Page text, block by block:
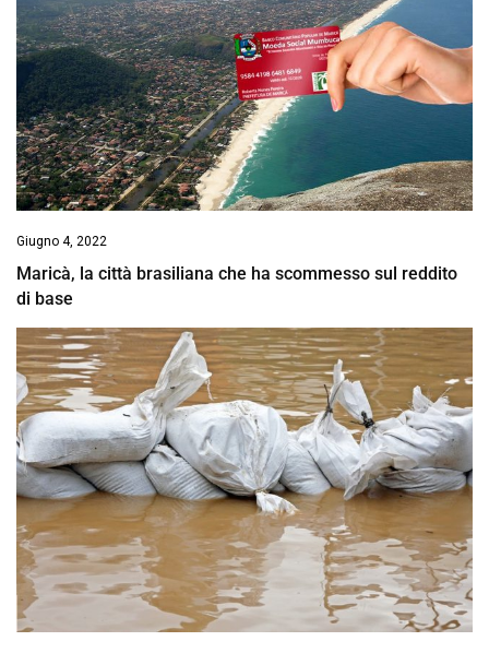
Giugno 4, 2022
Maricà, la città brasiliana che ha scommesso sul reddito
di base